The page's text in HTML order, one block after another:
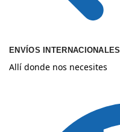
ENVÍOS INTERNACIONALES
Allí donde nos necesites